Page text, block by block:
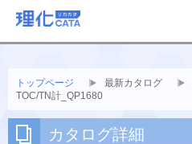
トップページ 最新カタログ
TOC/TN計_QP1680
カタログ詳細